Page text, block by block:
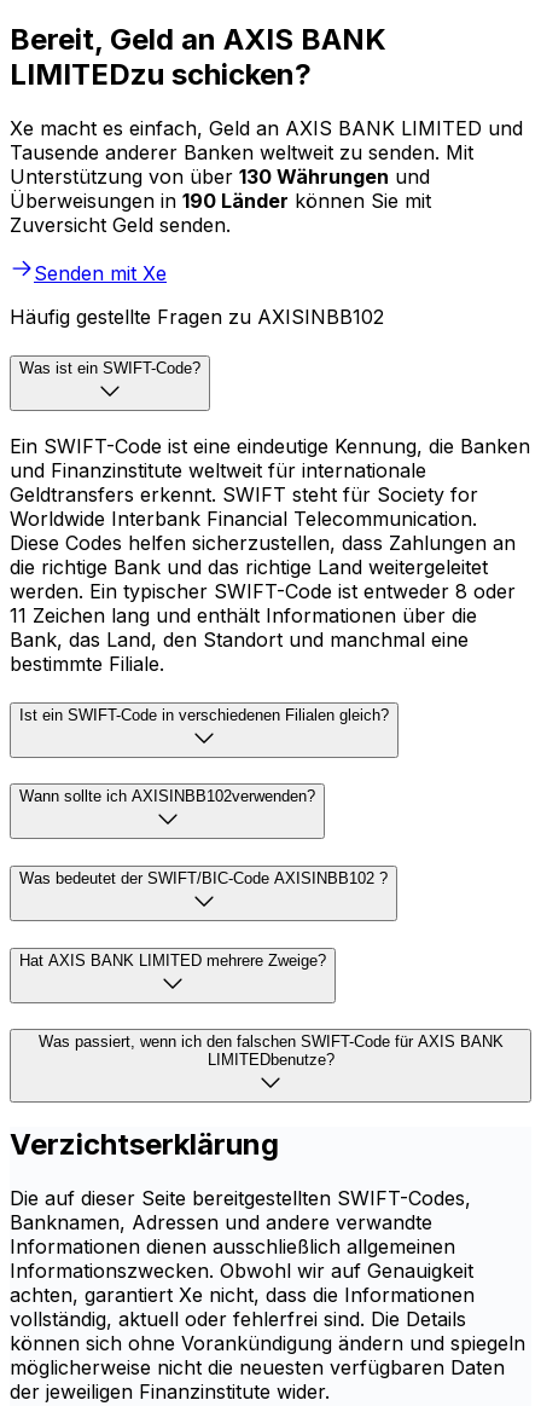
Bereit, Geld an AXIS BANK
LIMITEDzu schicken?
Xe macht es einfach, Geld an AXIS BANK LIMITED und
Tausende anderer Banken weltweit zu senden. Mit
Unterstützung von über 130 Währungen und
Überweisungen in 190 Länder können Sie mit
Zuversicht Geld senden.
Senden mit Xe
Häufig gestellte Fragen zu AXISINBB102
Was ist ein SWIFT-Code?
Ein SWIFT-Code ist eine eindeutige Kennung, die Banken
und Finanzinstitute weltweit für internationale
Geldtransfers erkennt. SWIFT steht für Society for
Worldwide Interbank Financial Telecommunication.
Diese Codes helfen sicherzustellen, dass Zahlungen an
die richtige Bank und das richtige Land weitergeleitet
werden. Ein typischer SWIFT-Code ist entweder 8 oder
11 Zeichen lang und enthält Informationen über die
Bank, das Land, den Standort und manchmal eine
bestimmte Filiale.
Ist ein SWIFT-Code in verschiedenen Filialen gleich?
Wann sollte ich AXISINBB102verwenden?
Was bedeutet der SWIFT/BIC-Code AXISINBB102 ?
Hat AXIS BANK LIMITED mehrere Zweige?
Was passiert, wenn ich den falschen SWIFT-Code für AXIS BANK
LIMITEDbenutze?
Verzichtserklärung
Die auf dieser Seite bereitgestellten SWIFT-Codes,
Banknamen, Adressen und andere verwandte
Informationen dienen ausschließlich allgemeinen
Informationszwecken. Obwohl wir auf Genauigkeit
achten, garantiert Xe nicht, dass die Informationen
vollständig, aktuell oder fehlerfrei sind. Die Details
können sich ohne Vorankündigung ändern und spiegeln
möglicherweise nicht die neuesten verfügbaren Daten
der jeweiligen Finanzinstitute wider.